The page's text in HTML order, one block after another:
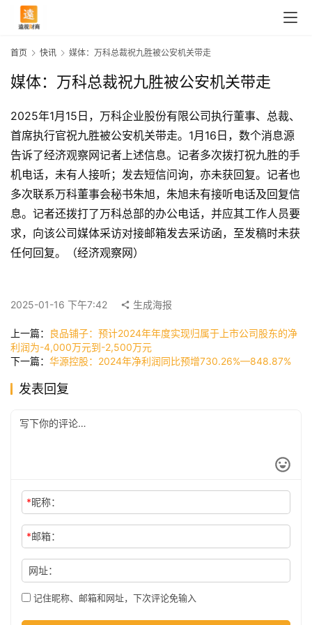
首
页
快
讯
公
司
科
技
首页 快讯 媒体：万科总裁祝九胜被公安机关带走
媒体：万科总裁祝九胜被公安机关带走
2025年1月15日，万科企业股份有限公司执行董事、总裁、
首席执行官祝九胜被公安机关带走。1月16日，数个消息源
告诉了经济观察网记者上述信息。记者多次拨打祝九胜的手
机电话，未有人接听；发去短信问询，亦未获回复。记者也
多次联系万科董事会秘书朱旭，朱旭未有接听电话及回复信
息。记者还拨打了万科总部的办公电话，并应其工作人员要
求，向该公司媒体采访对接邮箱发去采访函，至发稿时未获
任何回复。（经济观察网）
2025-01-16 下午7:42 生成海报
上一篇：
良品铺子：预计2024年年度实现归属于上市公司股东的净
利润为-4,000万元到-2,500万元
下一篇： 华源控股：2024年净利润同比预增730.26%—848.87%
发表回复
*昵称：
*邮箱：
网址：
记住昵称、邮箱和网址，下次评论免输入